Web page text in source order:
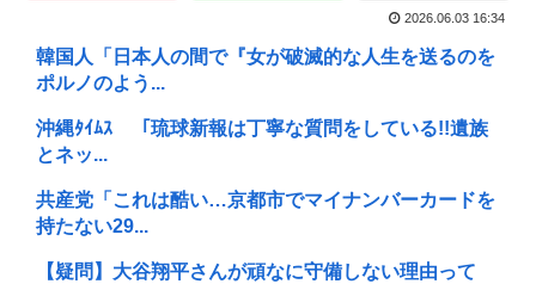
2026.06.03 16:34
韓国人「日本人の間で『女が破滅的な人生を送るのを
ポルノのよう...
沖縄ﾀｲﾑｽ 「琉球新報は丁寧な質問をしている!!遺族
とネッ...
共産党「これは酷い…京都市でマイナンバーカードを
持たない29...
【疑問】大谷翔平さんが頑なに守備しない理由って